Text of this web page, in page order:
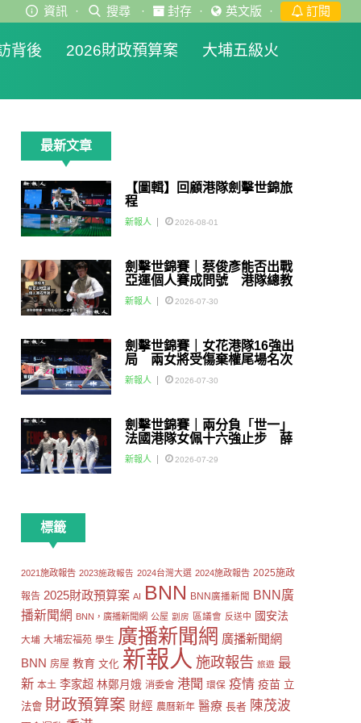
資訊 · 搜尋 · 封存 · 英文版 · 訂閱
背後 2026財政預算案
大埔五級火
最新文章
【圖輯】回顧港隊劍擊世錦旅
程
新報人 2026-08-01
劍擊世錦賽｜蔡俊彥能否出戰
亞運個人賽成問號 港隊總教
練：如醫生話可以一定會用佢
新報人 2026-07-30
劍擊世錦賽｜女花港隊16強出
局 兩女將受傷棄權尾場名次
賽
新報人 2026-07-30
劍擊世錦賽｜兩分負「世一」
法國港隊女佩十六強止步 薛
雅齊：我好有信心我哋可以做
到世界級嘅Team
新報人 2026-07-29
標籤
2021施政報告 2023施政報告 2024台灣大選 2024施政報告 2025施政
報告 2025財政預算案 AI BNN BNN廣播新聞
BNN廣
播新聞網 BNN，廣播新聞網 公屋 劏房 區議會 反送中 國安法
大埔 大埔宏福苑 學生 廣播新聞網 廣播新聞網
BNN 房屋 教育 文化 新報人 施政報告 旅遊 最
新 本土 李家超 林鄭月娥 消委會 港聞 環保 疫情 疫苗 立
法會 財政預算案 財經 農曆新年 醫療 長者 陳茂波